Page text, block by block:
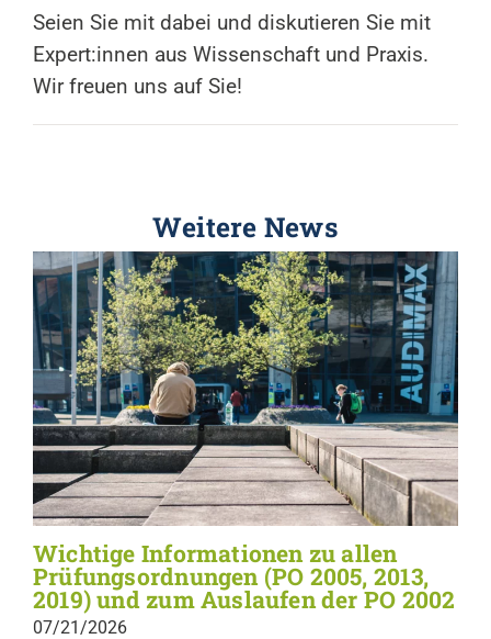
Seien Sie mit dabei und diskutieren Sie mit
Expert:innen aus Wissenschaft und Praxis.
Wir freuen uns auf Sie!
Weitere News
Wichtige Informationen zu allen
Prüfungsordnungen (PO 2005, 2013,
2019) und zum Auslaufen der PO 2002
07/21/2026